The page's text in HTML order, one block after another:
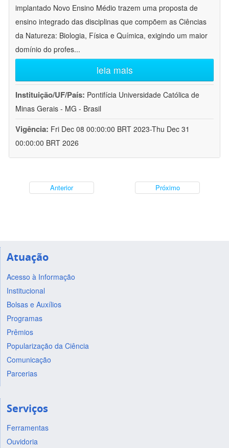
implantado Novo Ensino Médio trazem uma proposta de
ensino integrado das disciplinas que compõem as Ciências
da Natureza: Biologia, Física e Química, exigindo um maior
domínio do profes...
leia mais
Instituição/UF/País: Pontifícia Universidade Católica de
Minas Gerais - MG - Brasil
Vigência: Fri Dec 08 00:00:00 BRT 2023-Thu Dec 31
00:00:00 BRT 2026
Anterior Próximo
Atuação
Acesso à Informação
Institucional
Bolsas e Auxílios
Programas
Prêmios
Popularização da Ciência
Comunicação
Parcerias
Serviços
Ferramentas
Ouvidoria